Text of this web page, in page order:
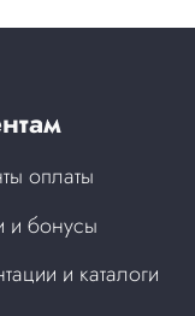
оплаты
и бонусы
и каталоги